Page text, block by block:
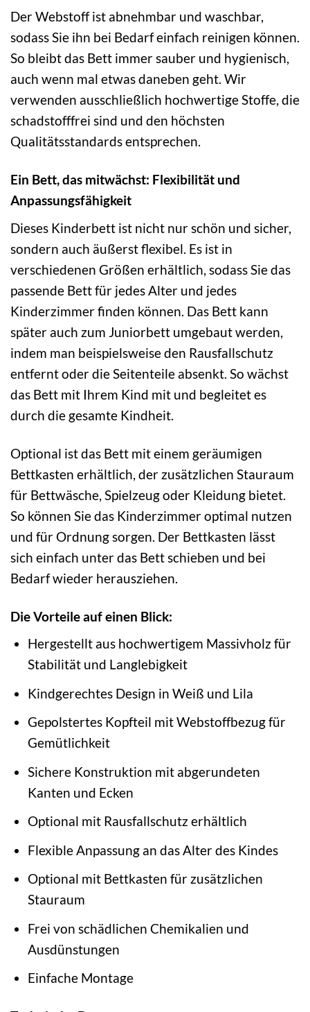
Der Webstoff ist abnehmbar und waschbar,
sodass Sie ihn bei Bedarf einfach reinigen können.
So bleibt das Bett immer sauber und hygienisch,
auch wenn mal etwas daneben geht. Wir
verwenden ausschließlich hochwertige Stoffe, die
schadstofffrei sind und den höchsten
Qualitätsstandards entsprechen.
Ein Bett, das mitwächst: Flexibilität und
Anpassungsfähigkeit
Dieses Kinderbett ist nicht nur schön und sicher,
sondern auch äußerst flexibel. Es ist in
verschiedenen Größen erhältlich, sodass Sie das
passende Bett für jedes Alter und jedes
Kinderzimmer finden können. Das Bett kann
später auch zum Juniorbett umgebaut werden,
indem man beispielsweise den Rausfallschutz
entfernt oder die Seitenteile absenkt. So wächst
das Bett mit Ihrem Kind mit und begleitet es
durch die gesamte Kindheit.
Optional ist das Bett mit einem geräumigen
Bettkasten erhältlich, der zusätzlichen Stauraum
für Bettwäsche, Spielzeug oder Kleidung bietet.
So können Sie das Kinderzimmer optimal nutzen
und für Ordnung sorgen. Der Bettkasten lässt
sich einfach unter das Bett schieben und bei
Bedarf wieder herausziehen.
Die Vorteile auf einen Blick:
Hergestellt aus hochwertigem Massivholz für
Stabilität und Langlebigkeit
Kindgerechtes Design in Weiß und Lila
Gepolstertes Kopfteil mit Webstoffbezug für
Gemütlichkeit
Sichere Konstruktion mit abgerundeten
Kanten und Ecken
Optional mit Rausfallschutz erhältlich
Flexible Anpassung an das Alter des Kindes
Optional mit Bettkasten für zusätzlichen
Stauraum
Frei von schädlichen Chemikalien und
Ausdünstungen
Einfache Montage